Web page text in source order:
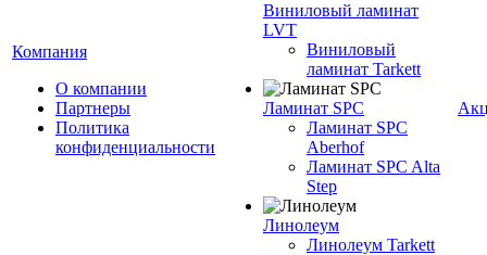
Компания
О компании
Партнеры
Политика
конфиденциальности
Виниловый ламинат
LVT
Виниловый
ламинат Tarkett
Ламинат SPC
Ламинат SPC
Aberhof
Ламинат SPC Alta
Step
Линолеум
Линолеум Tarkett